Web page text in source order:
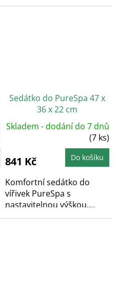
usazenin ze dna bazénu.
Sedátko do PureSpa 47 x
36 x 22 cm
Skladem - dodání do 7 dnů
(7 ks)
841 Kč Do košíku
Komfortní sedátko do
vířivek PureSpa s
nastavitelnou výškou.
Nosnost 132 kg.